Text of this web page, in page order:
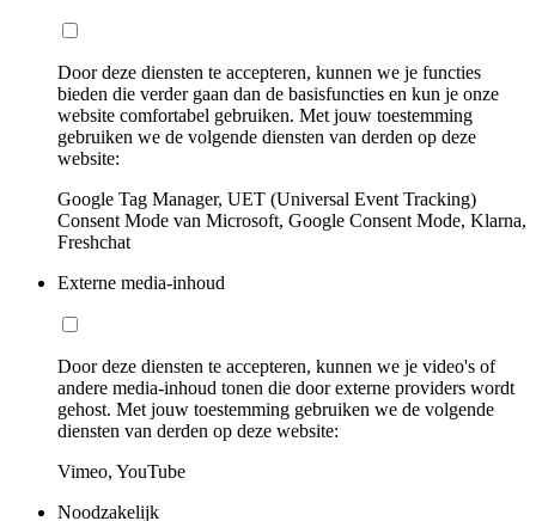
Door deze diensten te accepteren, kunnen we je functies
bieden die verder gaan dan de basisfuncties en kun je onze
website comfortabel gebruiken. Met jouw toestemming
gebruiken we de volgende diensten van derden op deze
website:
Google Tag Manager, UET (Universal Event Tracking)
Consent Mode van Microsoft, Google Consent Mode, Klarna,
Freshchat
Externe media-inhoud
Door deze diensten te accepteren, kunnen we je video's of
andere media-inhoud tonen die door externe providers wordt
gehost. Met jouw toestemming gebruiken we de volgende
diensten van derden op deze website:
Vimeo, YouTube
Noodzakelijk